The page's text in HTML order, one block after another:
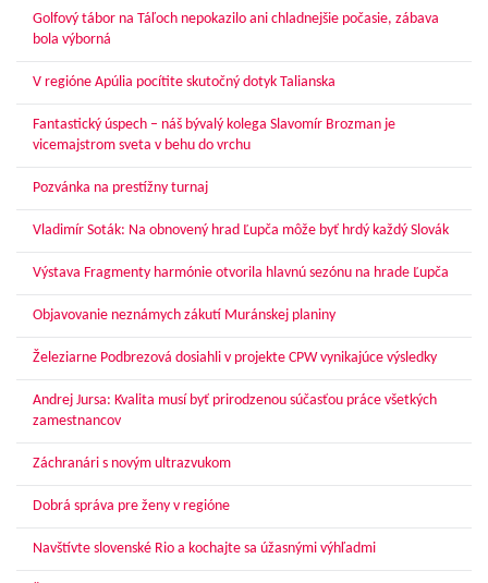
Golfový tábor na Táľoch nepokazilo ani chladnejšie počasie, zábava
bola výborná
V regióne Apúlia pocítite skutočný dotyk Talianska
Fantastický úspech – náš bývalý kolega Slavomír Brozman je
vicemajstrom sveta v behu do vrchu
Pozvánka na prestížny turnaj
Vladimír Soták: Na obnovený hrad Ľupča môže byť hrdý každý Slovák
Výstava Fragmenty harmónie otvorila hlavnú sezónu na hrade Ľupča
Objavovanie neznámych zákutí Muránskej planiny
Železiarne Podbrezová dosiahli v projekte CPW vynikajúce výsledky
Andrej Jursa: Kvalita musí byť prirodzenou súčasťou práce všetkých
zamestnancov
Záchranári s novým ultrazvukom
Dobrá správa pre ženy v regióne
Navštívte slovenské Rio a kochajte sa úžasnými výhľadmi